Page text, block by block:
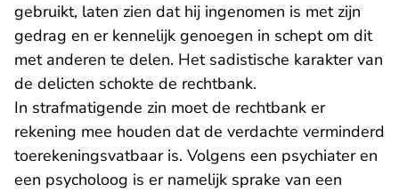
gebruikt, laten zien dat hij ingenomen is met zijn
gedrag en er kennelijk genoegen in schept om dit
met anderen te delen. Het sadistische karakter van
de delicten schokte de rechtbank.
In strafmatigende zin moet de rechtbank er
rekening mee houden dat de verdachte verminderd
toerekeningsvatbaar is. Volgens een psychiater en
een psycholoog is er namelijk sprake van een